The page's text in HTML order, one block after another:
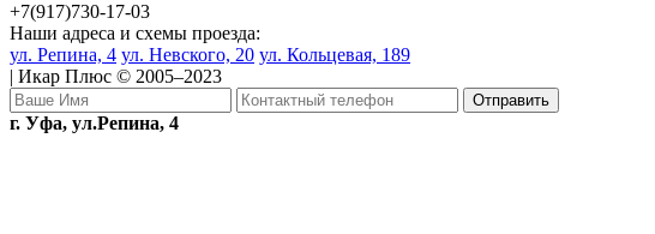
+7(917)730-17-03
Наши адреса и схемы проезда:
ул. Репина, 4 ул. Невского, 20 ул. Кольцевая, 189
| Икар Плюс © 2005–2023
г. Уфа, ул.Репина, 4